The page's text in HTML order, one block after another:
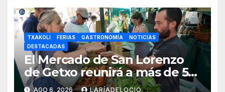
TXAKOLI FERIAS GASTRONOMÍA
NOTICIAS
DESTACADAS
El Mercado de San Lorenzo
de Getxo reunirá a más de 50
productores del País Vasco
AGO 6, 2026 LARÍADELOCIO